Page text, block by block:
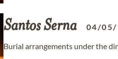
SantosSerna 04/05/
Burial arrangements under the